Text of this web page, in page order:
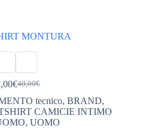
MONTURA
40,00€
Il
prezzo
originale
era:
€Il
prezzo
attuale
è:
tecnico, BRAND,
CAMICIE INTIMO
,UOMO